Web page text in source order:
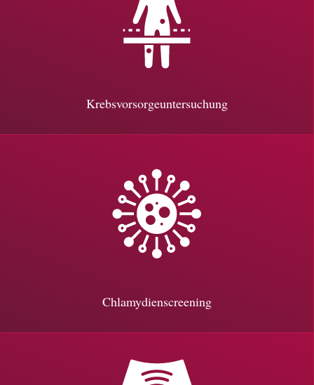
Krebsvorsorgeuntersuchung
Chlamydienscreening